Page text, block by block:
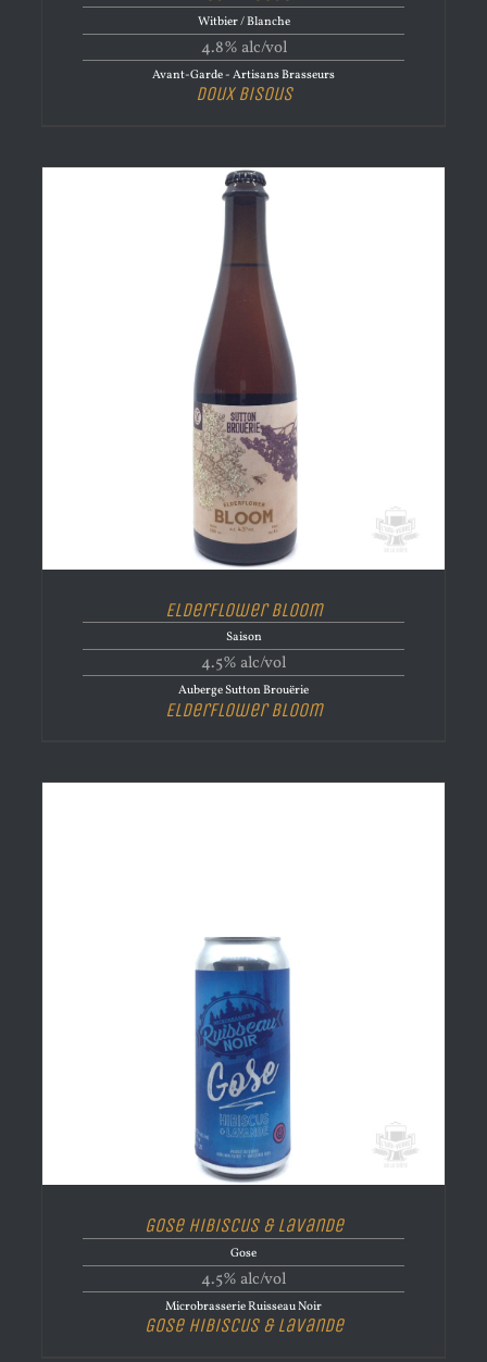
Witbier / Blanche
4.8% alc/vol
Avant-Garde - Artisans Brasseurs
Doux Bisous
Elderflower Bloom
Saison
4.5% alc/vol
Auberge Sutton Brouërie
Elderflower Bloom
Gose Hibiscus & Lavande
Gose
4.5% alc/vol
Microbrasserie Ruisseau Noir
Gose Hibiscus & Lavande